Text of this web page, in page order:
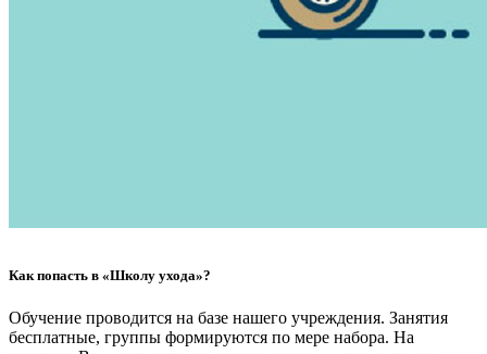
Как попасть в «Школу ухода»?
Обучение проводится на базе нашего учреждения. Занятия
бесплатные, группы формируются по мере набора. На